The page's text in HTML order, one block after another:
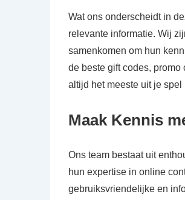
Wat ons onderscheidt in
relevante informatie. Wij
samenkomen om hun
de beste gift codes,
altijd het meeste uit je spel
Maak Kennis
Ons team bestaat uit
hun expertise in online
gebruiksvriendelijke en